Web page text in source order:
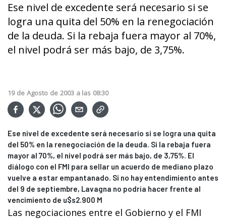
Ese nivel de excedente será necesario si se
logra una quita del 50% en la renegociación
de la deuda. Si la rebaja fuera mayor al 70%,
el nivel podrá ser más bajo, de 3,75%.
19 de Agosto de 2003 a las 08:30
Ese nivel de excedente será necesario si se logra una quita
del 50% en la renegociación de la deuda. Si la rebaja fuera
mayor al 70%, el nivel podrá ser más bajo, de 3,75%. El
diálogo con el FMI para sellar un acuerdo de mediano plazo
vuelve a estar empantanado. Si no hay entendimiento antes
del 9 de septiembre, Lavagna no podría hacer frente al
vencimiento de u$s2.900 M
Las negociaciones entre el Gobierno y el FMI